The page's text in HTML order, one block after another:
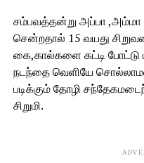
சம்பவத்தன்று அப்பா
சென்றதால் 15 வயது
கை,கால்களை கட்டி போட்டு
நடந்தை வெளியே
படிக்கும் தோழி
சிறுமி.